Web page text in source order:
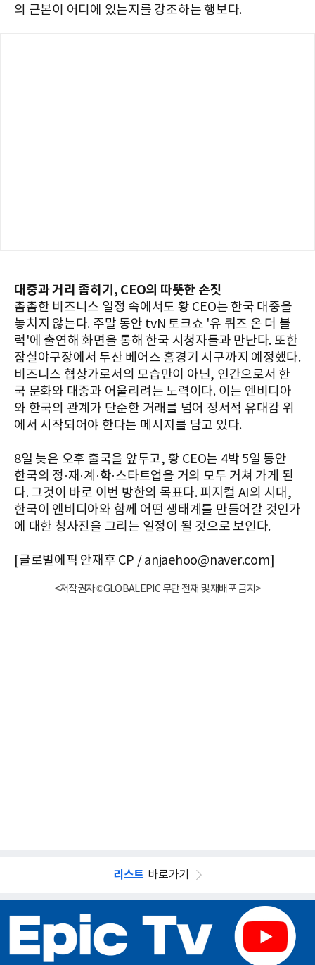
의 근본이 어디에 있는지를 강조하는 행보다.
대중과 거리 좁히기, CEO의 따뜻한 손짓
촘촘한 비즈니스 일정 속에서도 황 CEO는 한국 대중을
놓치지 않는다. 주말 동안 tvN 토크쇼 '유 퀴즈 온 더 블
럭'에 출연해 화면을 통해 한국 시청자들과 만난다. 또한
잠실야구장에서 두산 베어스 홈경기 시구까지 예정했다.
비즈니스 협상가로서의 모습만이 아닌, 인간으로서 한
국 문화와 대중과 어울리려는 노력이다. 이는 엔비디아
와 한국의 관계가 단순한 거래를 넘어 정서적 유대감 위
에서 시작되어야 한다는 메시지를 담고 있다.
8일 늦은 오후 출국을 앞두고, 황 CEO는 4박 5일 동안
한국의 정·재·계·학·스타트업을 거의 모두 거쳐 가게 된
다. 그것이 바로 이번 방한의 목표다. 피지컬 AI의 시대,
한국이 엔비디아와 함께 어떤 생태계를 만들어갈 것인가
에 대한 청사진을 그리는 일정이 될 것으로 보인다.
[글로벌에픽 안재후 CP / anjaehoo@naver.com]
<저작권자 ©GLOBALEPIC 무단 전재 및 재배포 금지>
리스트 바로가기